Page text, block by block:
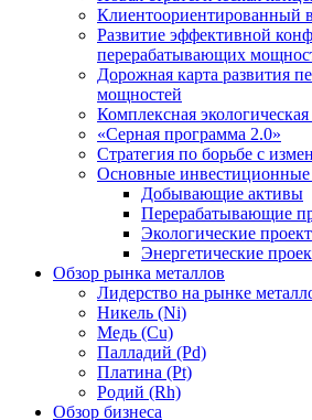
Клиентоориентированный
Развитие эффективной
перерабатывающих
Дорожная карта развития
мощностей
Комплексная
«Серная программа 2.0»
Стратегия по борьбе с
Основные
Добывающие активы
Перерабатывающие
Экологические
Энергетические
Обзор рынка металлов
Лидерство на рынке
Никель (Ni)
Медь (Cu)
Палладий (Pd)
Платина (Pt)
Родий (Rh)
Обзор бизнеса